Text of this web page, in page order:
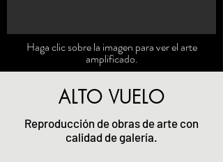
Haga clic sobre la imagen para ver el arte
amplificado.
ALTO VUELO
Reproducción de obras de arte con
calidad de galería.